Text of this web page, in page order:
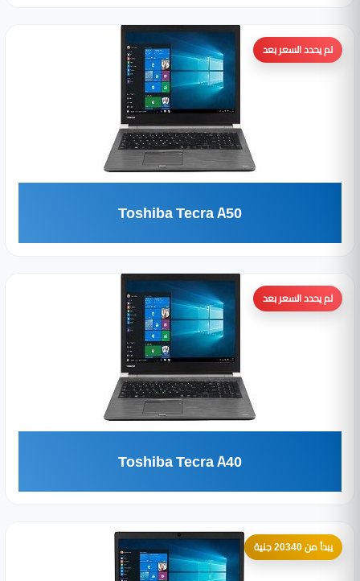
لم يحدد السعر بعد
Toshiba Tecra A50
لم يحدد السعر بعد
Toshiba Tecra A40
يبدأ من 20340 جنية